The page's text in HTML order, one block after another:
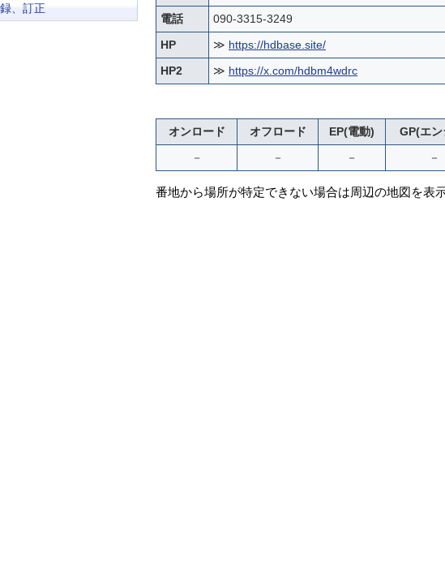
電話
090-3315-3249
HP
≫ https://hdbase.site/
HP2
≫ https://x.com/hdbm4wdrc
オンロード オフロード EP(電動)
GP(エン
－
－ － －
番地から場所が特定できない場合は周辺の地図を表
、訂正